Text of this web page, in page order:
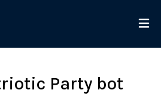
Party bot